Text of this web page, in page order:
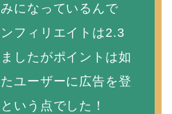
になっているんで
フィリエイトは2.3
したがポイントは如
ユーザーに広告を登
いう点でした！